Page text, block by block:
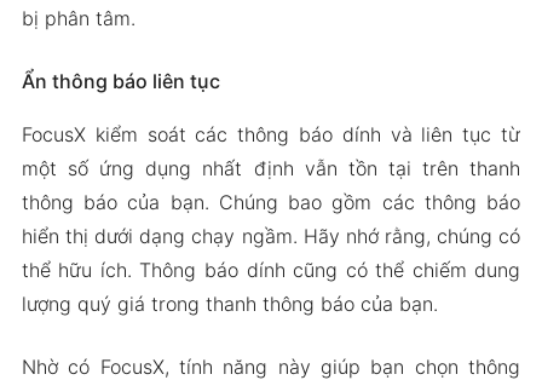
bị phân tâm.
Ẩn thông báo liên tục
FocusX kiểm soát các thông báo dính và liên tục từ
một số ứng dụng nhất định vẫn tồn tại trên thanh
thông báo của bạn. Chúng bao gồm các thông báo
hiển thị dưới dạng chạy ngầm. Hãy nhớ rằng, chúng có
thể hữu ích. Thông báo dính cũng có thể chiếm dung
lượng quý giá trong thanh thông báo của bạn.
Nhờ có FocusX, tính năng này giúp bạn chọn thông